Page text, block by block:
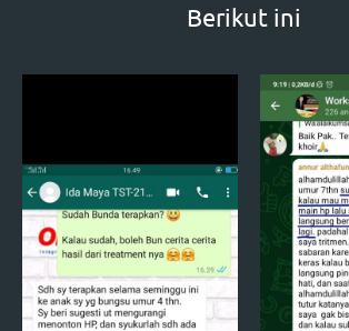
Berikut ini